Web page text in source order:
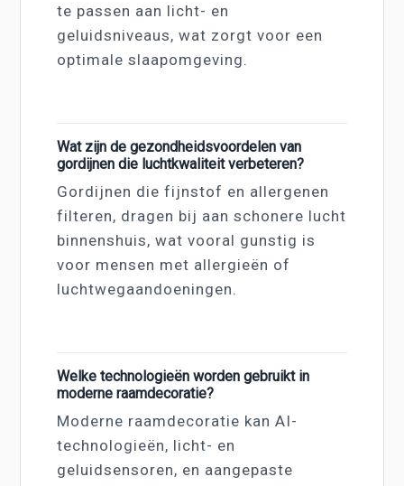
te passen aan licht- en
geluidsniveaus, wat zorgt voor een
optimale slaapomgeving.
Wat zijn de gezondheidsvoordelen van
gordijnen die luchtkwaliteit verbeteren?
Gordijnen die fijnstof en allergenen
filteren, dragen bij aan schonere lucht
binnenshuis, wat vooral gunstig is
voor mensen met allergieën of
luchtwegaandoeningen.
Welke technologieën worden gebruikt in
moderne raamdecoratie?
Moderne raamdecoratie kan AI-
technologieën, licht- en
geluidsensoren, en aangepaste